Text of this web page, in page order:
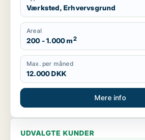
Værksted, Erhvervsgrund
Areal
200 - 1.000 m2
Max. per måned
12.000 DKK
Mere info
UDVALGTE KUNDER